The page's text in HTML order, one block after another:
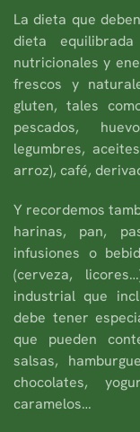
La dieta que
dieta
nutricionales y
frescos y
gluten, tales
pescados,
legumbres,
arroz), café,
Y recordemos
harinas, pan,
infusiones o
(cerveza,
industrial que
debe tener
que pueden
salsas,
chocolates,
caramelos…